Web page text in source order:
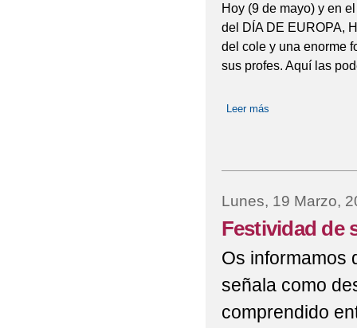
Hoy (9 de mayo) y en
del DÍA DE EUROPA,
del cole y una enorme
sus profes. Aquí las
Leer más
Lunes, 19 Marzo,
Festividad de
Os informamos
señala como
comprendido